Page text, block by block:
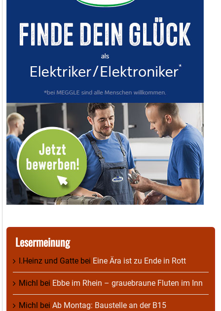
Lesermeinung
I.Heinz und Gatte bei Eine Ära ist zu Ende in Rott
Michl bei Ebbe im Rhein – grauebraune Fluten im Inn
Michl bei Ab Montag: Baustelle an der B15